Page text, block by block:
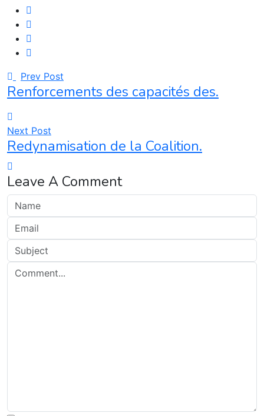
Prev Post
Renforcements des capacités des.
Next Post
Redynamisation de la Coalition.
Leave A Comment